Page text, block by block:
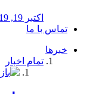
اکتبر 19, 2019
تماس با ما
خبرها
تمام اخبار